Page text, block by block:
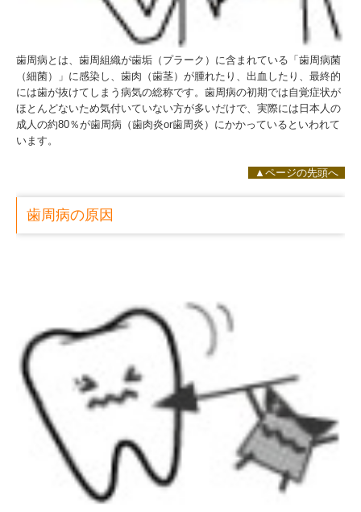
歯周病とは、歯周組織が歯垢（プラーク）に含まれている「歯周病菌
（細菌）」に感染し、歯肉（歯茎）が腫れたり、出血したり、最終的
には歯が抜けてしまう病気の総称です。歯周病の初期では自覚症状が
ほとんどないため気付いていない方が多いだけで、実際には日本人の
成人の約80％が歯周病（歯肉炎or歯周炎）にかかっているといわれて
います。
▲ページの先頭へ
歯周病の原因